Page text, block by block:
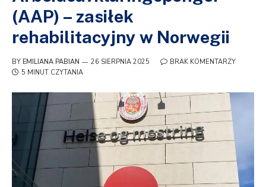
(AAP) – zasiłek
rehabilitacyjny w Norwegii
BY EMILIANA PABIAN 26 SIERPNIA 2025
BRAK KOMENTARZY
5 MINUT CZYTANIA